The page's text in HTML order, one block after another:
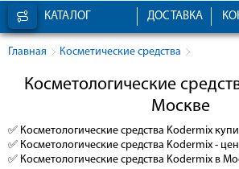
КАТАЛОГ ДОСТАВКА
Главная Косметические средства
Косметологические
Москве
✅ Косметологические средства Kodermix
✅ Косметологические средства Kodermix -
✅ Косметологические средства Kodermix в